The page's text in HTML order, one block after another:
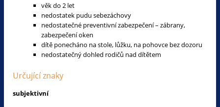
věk do 2 let
nedostatek pudu sebezáchovy
nedostatečné preventivní zabezpečení – zábrany,
zabezpečení oken
dítě ponecháno na stole, lůžku, na pohovce bez dozoru
nedostatečný dohled rodičů nad dítětem
Určující znaky
subjektivní